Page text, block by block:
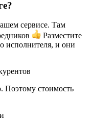
сервисе. Там
Разместите
исполнителя, и они
Поэтому стоимость